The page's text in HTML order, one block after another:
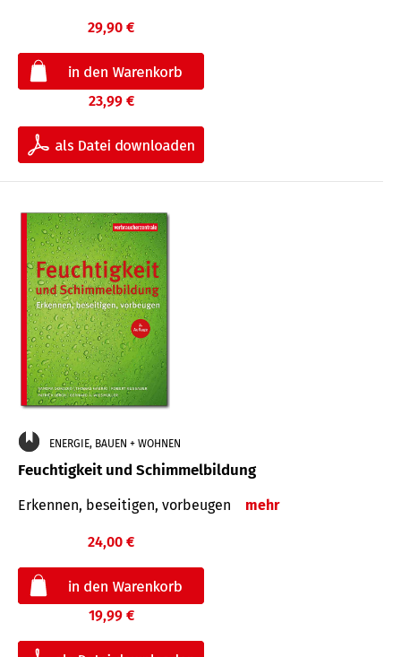
29,90 €
23,99 €
ENERGIE, BAUEN + WOHNEN
Feuchtigkeit und Schimmelbildung
Erkennen, beseitigen, vorbeugen mehr
24,00 €
19,99 €